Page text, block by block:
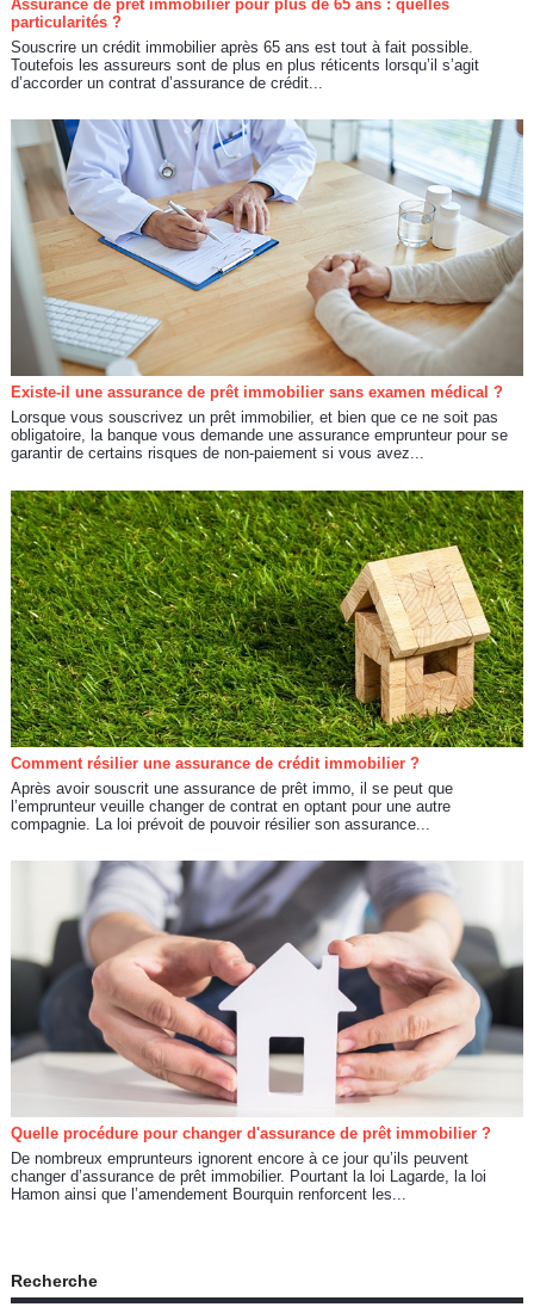
Assurance de prêt immobilier pour plus de 65 ans : quelles
particularités ?
Souscrire un crédit immobilier après 65 ans est tout à fait possible.
Toutefois les assureurs sont de plus en plus réticents lorsqu’il s’agit
d’accorder un contrat d’assurance de crédit...
Existe-il une assurance de prêt immobilier sans examen médical ?
Lorsque vous souscrivez un prêt immobilier, et bien que ce ne soit pas
obligatoire, la banque vous demande une assurance emprunteur pour se
garantir de certains risques de non-paiement si vous avez...
Comment résilier une assurance de crédit immobilier ?
Après avoir souscrit une assurance de prêt immo, il se peut que
l’emprunteur veuille changer de contrat en optant pour une autre
compagnie. La loi prévoit de pouvoir résilier son assurance...
Quelle procédure pour changer d'assurance de prêt immobilier ?
De nombreux emprunteurs ignorent encore à ce jour qu’ils peuvent
changer d’assurance de prêt immobilier. Pourtant la loi Lagarde, la loi
Hamon ainsi que l’amendement Bourquin renforcent les...
Recherche